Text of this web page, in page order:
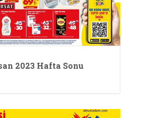
2023 Hafta Sonu